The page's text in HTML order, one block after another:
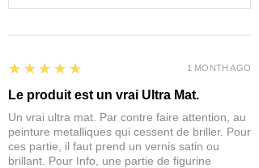
5
★★★★★
Le produit est un vrai Ultra Mat.
Un vrai ultra mat. Par contre faire attention, au
peinture metalliques qui cessent de briller. Pour
ces partie, il faut prend un vernis satin ou
brillant. Pour Info, une partie de figurine
1 MONTH AGO